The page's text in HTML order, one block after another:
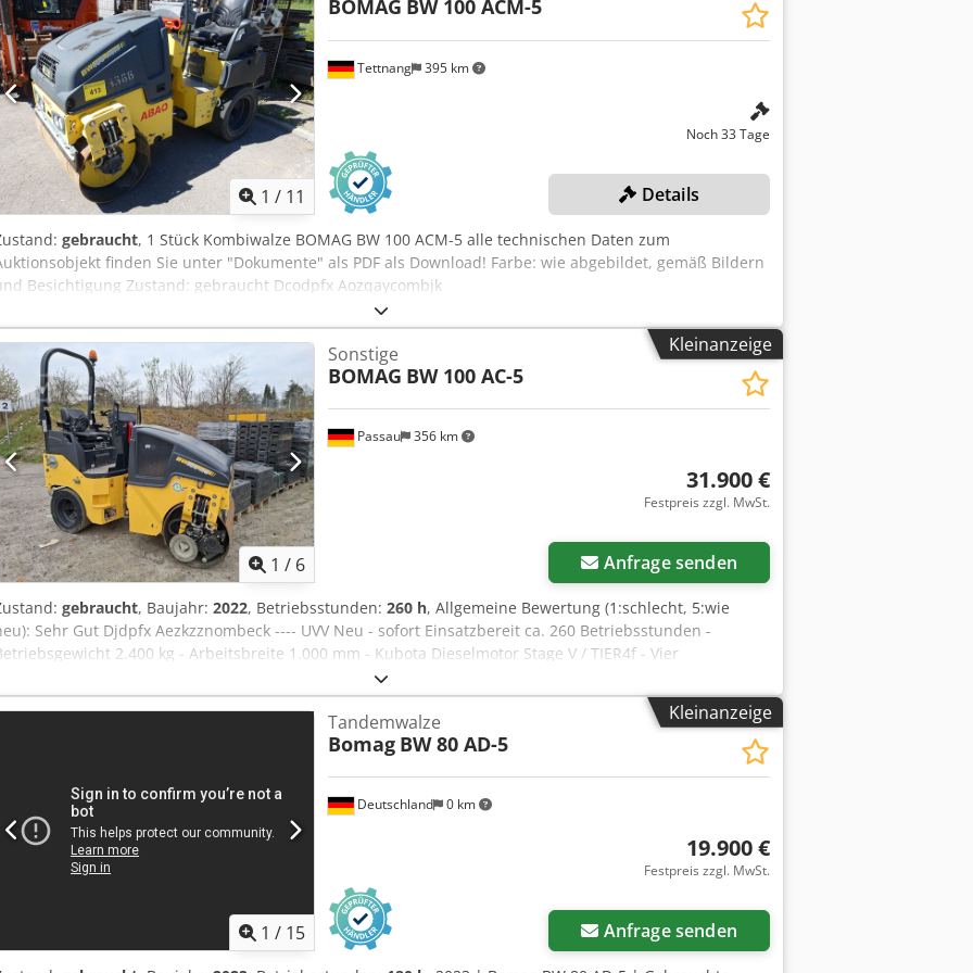
1 / 11
Tettnang 395 km
BOMAG BW 100 ACM-5
Noch 33 Tage
Details
gebraucht, 1 Stück Kombiwalze BOMAG BW 100 ACM-5 alle technischen Daten zum
finden Sie unter "Dokumente" als PDF als Download! Farbe: wie abgebildet, gemäß Bildern
Besichtigung Zustand: gebraucht Dcodpfx Aozqaycombjk
Kleinanzeige
1 / 6
Passau 356 km
Sonstige
BOMAG BW 100 AC-5
31.900 €
Festpreis zzgl. MwSt.
Anfrage senden
gebraucht, Baujahr: 2022, Betriebsstunden: 260 h, Allgemeine Bewertung (1:schlecht, 5:wie
Sehr Gut Djdpfx Aezkzznombeck ---- UVV Neu - sofort Einsatzbereit ca. 260 Betriebsstunden -
2.400 kg - Arbeitsbreite 1.000 mm - Kubota Dieselmotor Stage V / TIER4f - Vier
Gummiräder mit Glattprofil hinten - Hydrostatischer Fahre- und Vibrationsantrieb - 2 Abstreifer je
federvorgespannt und abklappbar - Druckberieselung mit Intervallschaltung -
Multifunktionsfahrhebel - Multifunktionsanzeige inkl. Betriebsstundenzähler - Wasserstandsanzeige -
NOT-AUS - Intelligent Vibration Control - integeriertes Staufach - einstellbarer Fahrersitz -
Rückfahrwarneinrichtung - abschließbarer Motorhaube aus Kompositmaterial - Verzurrösen verzinkt -
Einpunktaufhängung
Kleinanzeige
1 / 15
Deutschland 0 km
Tandemwalze
Bomag BW 80 AD-5
19.900 €
Festpreis zzgl. MwSt.
Anfrage senden